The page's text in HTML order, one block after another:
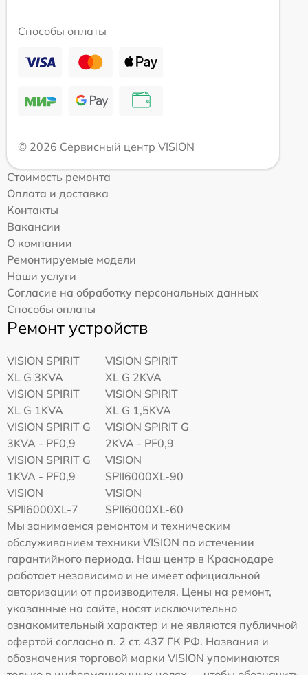
Способы оплаты
© 2026 Сервисный центр VISION
Стоимость ремонта
Оплата и доставка
Контакты
Вакансии
О компании
Ремонтируемые модели
Наши услуги
Согласие на обработку персональных данных
Способы оплаты
Ремонт устройств
VISION SPIRIT
XL G 3KVA
VISION SPIRIT
XL G 2KVA
VISION SPIRIT
XL G 1KVA
VISION SPIRIT
XL G 1,5KVA
VISION SPIRIT G
3KVA - PF0,9
VISION SPIRIT G
2KVA - PF0,9
VISION SPIRIT G
1KVA - PF0,9
VISION
SPII6000XL-90
VISION
SPII6000XL-7
VISION
SPII6000XL-60
Мы занимаемся ремонтом и техническим
обслуживанием техники VISION по истечении
гарантийного периода. Наш центр в Краснодаре
работает независимо и не имеет официальной
авторизации от производителя. Цены на ремонт,
указанные на сайте, носят исключительно
ознакомительный характер и не являются публичной
офертой согласно п. 2 ст. 437 ГК РФ. Названия и
обозначения торговой марки VISION упоминаются